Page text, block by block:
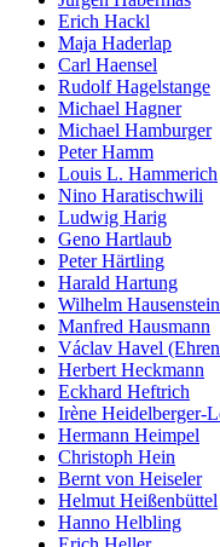
Erich Hackl
Maja Haderlap
Carl Haensel
Rudolf Hagelstange
Michael Hagner
Michael Hamburger
Peter Hamm
Louis L. Hammerich
Nino Haratischwili
Ludwig Harig
Geno Hartlaub
Peter Härtling
Harald Hartung
Wilhelm Hausenstein
Manfred Hausmann
Václav Havel
Herbert Heckmann
Eckhard Heftrich
Irène Heidelberger-
Hermann Heimpel
Christoph Hein
Bernt von Heiseler
Helmut Heißenbüttel
Hanno Helbling